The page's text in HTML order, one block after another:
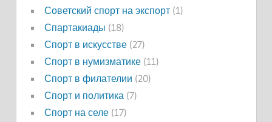
Советский спорт на экспорт(1)
Спартакиады (18)
Спорт в искусстве(27)
Спорт в нумизматике(11)
Спорт в филателии (20)
Спорт и политика (7)
Спорт на селе(17)